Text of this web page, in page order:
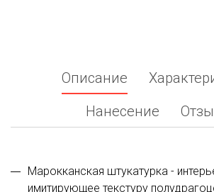
Описание
Нанесение
Марокканская штукатурка -
имитирующее текстуру